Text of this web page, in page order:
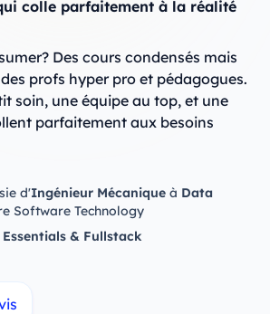
d'Ingénieur Mécanique à Data
Software Technology
Essentials & Fullstack
colle parfaitement à la réalité
Des cours condensés mais
profs hyper pro et pédagogues.
soin, une équipe au top, et une
parfaitement aux besoins